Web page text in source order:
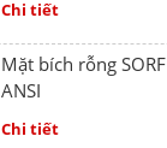
Chi tiết
Mặt bích rỗng SORF
ANSI
Chi tiết